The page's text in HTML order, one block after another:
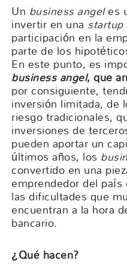
Un business angeles
invertir en una startup
participación en la
parte de los
En este punto, es
business angel,que
por consiguiente,
inversión limitada, de
riesgo tradicionales,
inversiones de
pueden aportar un
últimos años, los
convertido en una
emprendedor del
las dificultades que
encuentran a la hora
bancario.
¿Qué hacen?